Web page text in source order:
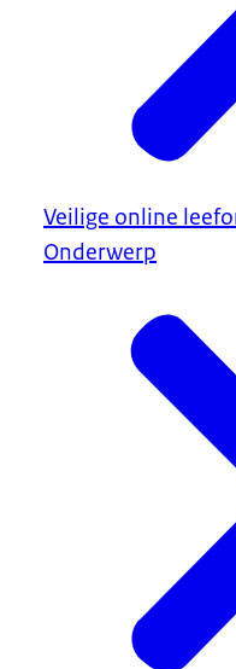
Veilige online
Onderwerp